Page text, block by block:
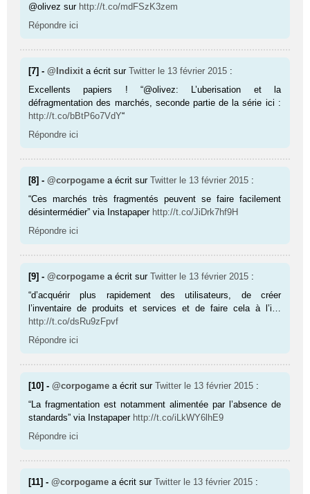
@olivez sur http://t.co/mdFSzK3zem
Répondre ici
[7] -@Indixit a écrit surTwitter le 13 février 2015 :
Excellents papiers ! “@olivez: L’uberisation et la
défragmentation des marchés, seconde partie de la série ici :
http://t.co/bBtP6o7VdY“
Répondre ici
[8] -@corpogame a écrit surTwitter le 13 février 2015 :
“Ces marchés très fragmentés peuvent se faire facilement
désintermédier” via Instapaper http://t.co/JiDrk7hf9H
Répondre ici
[9] -@corpogame a écrit surTwitter le 13 février 2015 :
“d’acquérir plus rapidement des utilisateurs, de créer
l’inventaire de produits et services et de faire cela à l’i…
http://t.co/dsRu9zFpvf
Répondre ici
[10] -@corpogame a écrit surTwitter le 13 février 2015 :
“La fragmentation est notamment alimentée par l’absence de
standards” via Instapaper http://t.co/iLkWY6lhE9
Répondre ici
[11] -@corpogame a écrit surTwitter le 13 février 2015 :